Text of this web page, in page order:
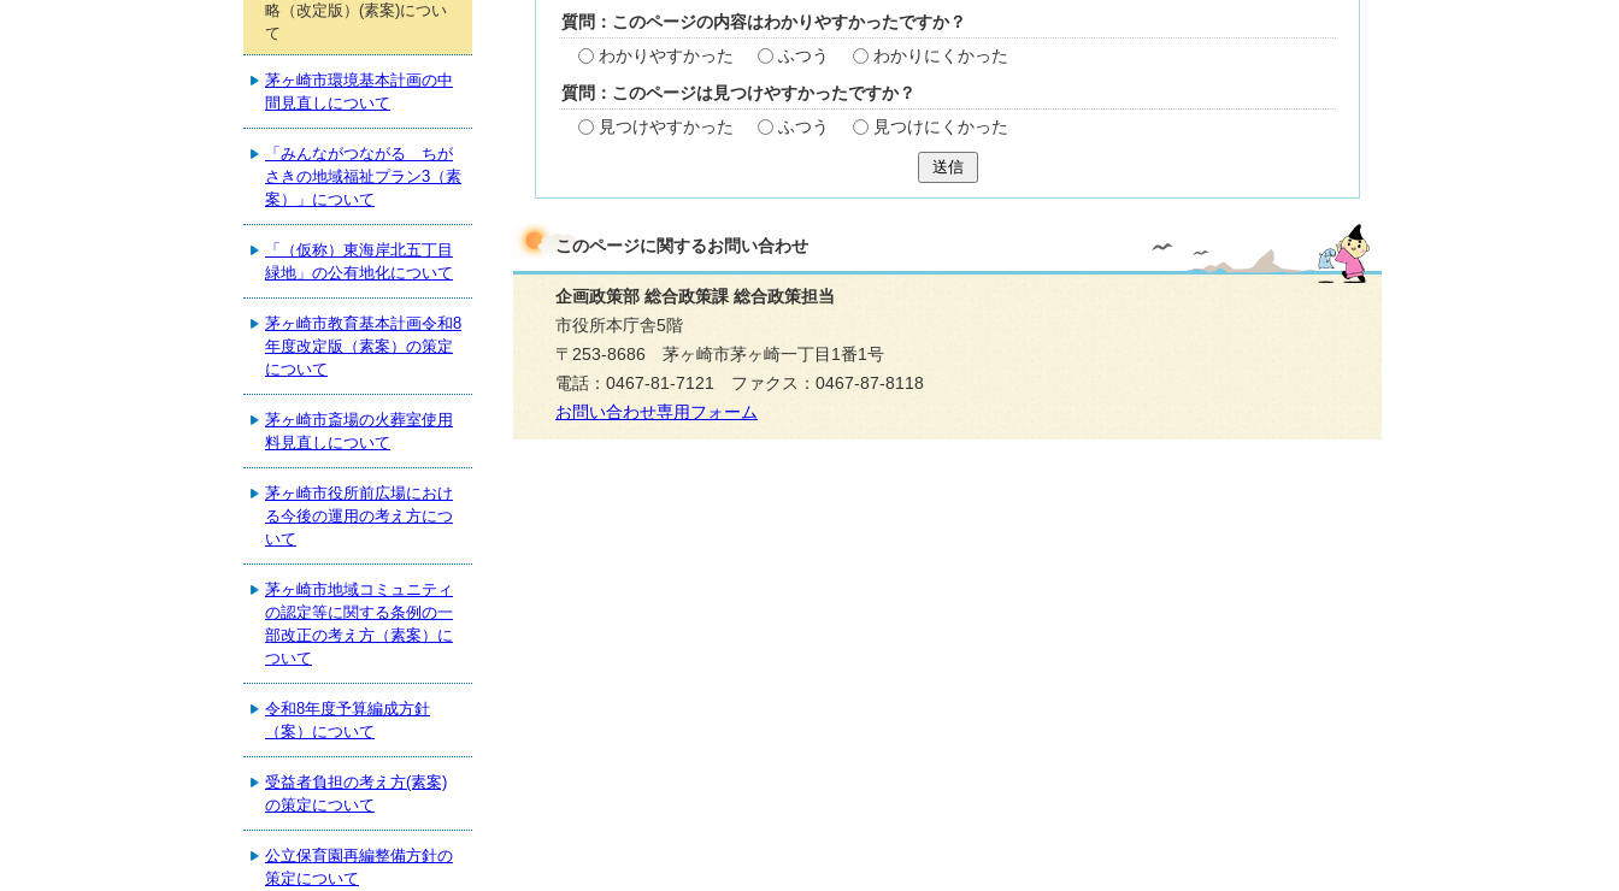
質問：このページの内容はわかりやすかったですか？
わかりやすかった
ふつう わかりにくかった
質問：このページは見つけやすかったですか？
見つけやすかった
ふつう 見つけにくかった
送信
このページに関するお問い合わせ
企画政策部 総合政策課 総合政策担当
市役所本庁舎5階
〒253-8686 茅ヶ崎市茅ヶ崎一丁目1番1号
電話：0467-81-7121 ファクス：0467-87-8118
お問い合わせ専用フォーム
略（改定版）(素案)につい
て
茅ヶ崎市環境基本計画の中
間見直しについて
「みんながつながる ちが
さきの地域福祉プラン3（素
案）」について
「（仮称）東海岸北五丁目
緑地」の公有地化について
茅ヶ崎市教育基本計画令和8
年度改定版（素案）の策定
について
茅ヶ崎市斎場の火葬室使用
料見直しについて
茅ヶ崎市役所前広場におけ
る今後の運用の考え方につ
いて
茅ヶ崎市地域コミュニティ
の認定等に関する条例の一
部改正の考え方（素案）に
ついて
令和8年度予算編成方針
（案）について
受益者負担の考え方(素案)
の策定について
公立保育園再編整備方針の
策定について